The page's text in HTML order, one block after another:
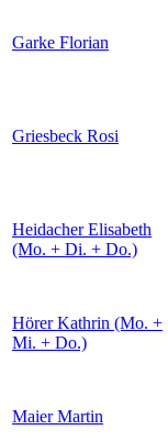
Garke Florian
Griesbeck Rosi
Heidacher Elisabeth
(Mo. + Di. + Do.)
Hörer Kathrin (Mo. +
Mi. + Do.)
Maier Martin